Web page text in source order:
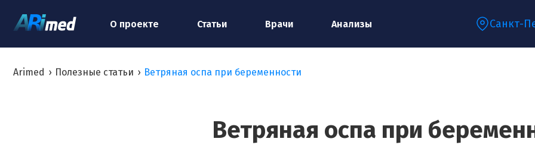
О проекте Статьи Врачи Анализы Санкт-
Arimed › Полезные статьи › Ветряная оспа при беременности
Ветряная оспа при
специалисту